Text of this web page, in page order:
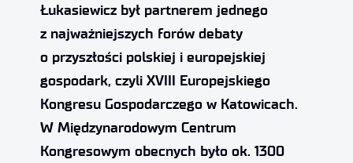
Łukasiewicz był partnerem jednego
z najważniejszych forów debaty
o przyszłości polskiej i europejskiej
gospodark, czyli XVIII Europejskiego
Kongresu Gospodarczego w Katowicach.
W Międzynarodowym Centrum
Kongresowym obecnych było ok. 1300